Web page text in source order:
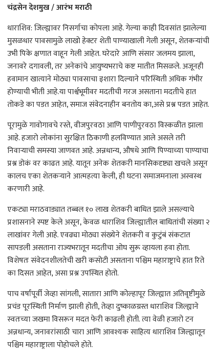
चंद्रसेन देशमुख / आरंभ मराठी
धाराशिव: जिल्ह्यावर निसर्गाचा कोपला आहे. गेल्या काही दिवसांत झालेल्या
मुसळधार पावसामुळे लाखो हेक्टर शेती पाण्याखाली गेली असून, शेतकऱ्यांची
उभी पिके क्षणात वाहून गेली आहेत. घरेदारे आणि संसार जलमय झाला,
जनावरे दगावली, तर अनेकांचे आयुष्यभराचे कष्ट मातीत मिसळले. अजूनही
हवामान खात्याने मोठ्या पावसाचा इशारा दिल्याने परिस्थिती अधिक गंभीर
होण्याची भीती आहे.या पार्श्वभूमीवर मदतीची गरज असताना मदतीचे हात
तोकडे का पडत आहेत, समाज संवेदनाहीन बनतोय का,असे प्रश्न पडत आहेत.
पूरामुळे गावोगावचे रस्ते, वीजपुरवठा आणि पाणीपुरवठा विस्कळीत झाला
आहे. हजारो लोकांना सुरक्षित ठिकाणी हलविण्यात आले असले तरी
निवाऱ्याची समस्या जाणवत आहे. अन्नधान्य, औषधे आणि पिण्याच्या पाण्याचा
प्रश्न डोकं वर काढत आहे. यातून अनेक शेतकरी मानसिकदृष्ट्या खचले असून
कालच एका शेतकऱ्याने आत्महत्या केली, ही घटना समाजमनाला अस्वस्थ
करणारी आहे.
एकट्या मराठवाड्यात तब्बल १० लाख शेतकरी बाधित झाले असल्याचे
प्रशासनाने स्पष्ट केले असून, केवळ धाराशिव जिल्ह्यातील बाधितांची संख्या २
लाखांवर गेली आहे. एवढ्या मोठ्या संख्येने शेतकरी व कुटुंबं संकटात
सापडली असताना राज्यभरातून मदतीचा ओघ सुरू व्हायला हवा होता.
विशेषतः संवेदनशीलतेची खरी कसोटी असताना पश्चिम महाराष्ट्राचे हात रिते
का दिसत आहेत, असा प्रश्न उपस्थित होतो.
पाच वर्षांपूर्वी जेव्हा सांगली, सातारा आणि कोल्हापूर जिल्ह्यात अतिवृष्टीमुळे
प्रचंड पूरस्थिती निर्माण झाली होती, तेव्हा दुष्काळग्रस्त धाराशिव जिल्ह्याने
स्वतःच्या जखमा विसरून मदत फेरी काढली होती. त्या वेळी हजारो टन
अन्नधान्य, जनावरांसाठी चारा आणि आवश्यक साहित्य धाराशिव जिल्ह्यातून
पश्चिम महाराष्ट्राला पोहोचले होते.